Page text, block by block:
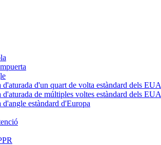
d'un quart de volta estàndard dels EUA
de múltiples voltes estàndard dels EUA
estàndard d'Europa